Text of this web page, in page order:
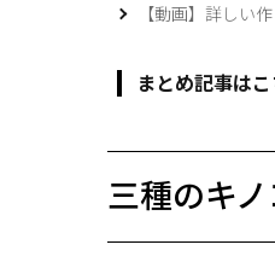
【動画】詳しい
まとめ記事はこ
三種のキ